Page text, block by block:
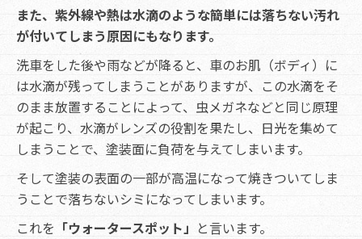
また、紫外線や熱は水滴のような簡単には落ちない汚れ
が付いてしまう原因にもなります。
洗車をした後や雨などが降ると、車のお肌（ボディ）に
は水滴が残ってしまうことがありますが、この水滴をそ
のまま放置することによって、虫メガネなどと同じ原理
が起こり、水滴がレンズの役割を果たし、日光を集めて
しまうことで、塗装面に負荷を与えてしまいます。
そして塗装の表面の一部が高温になって焼きついてしま
うことで落ちないシミになってしまいます。
これを 「ウォータースポット」 と言います。